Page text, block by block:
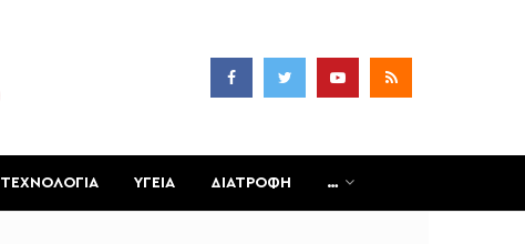
ΤΕΧΝΟΛΟΓΙΑ ΥΓΕΙΑ ΔΙΑΤΡΟΦΗ …